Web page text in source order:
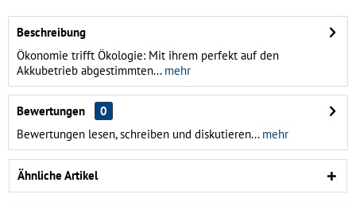
Beschreibung
Ökonomie trifft Ökologie: Mit ihrem perfekt auf den
Akkubetrieb abgestimmten...mehr
Bewertungen
0
Bewertungen lesen, schreiben und diskutieren...mehr
Ähnliche Artikel